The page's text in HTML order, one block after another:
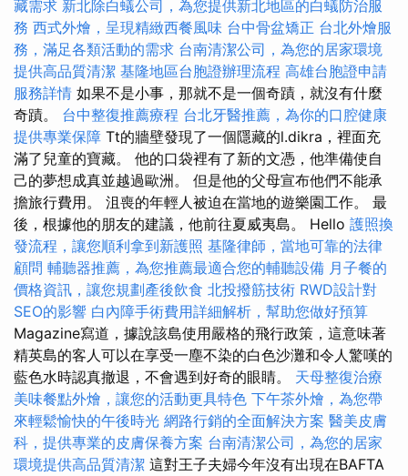
藏需求 新北除白蟻公司，為您提供新北地區的白蟻防治服
務 西式外燴，呈現精緻西餐風味 台中骨盆矯正 台北外燴服
務，滿足各類活動的需求 台南清潔公司，為您的居家環境
提供高品質清潔 基隆地區台胞證辦理流程 高雄台胞證申請
服務詳情 如果不是小事，那就不是一個奇蹟，就沒有什麼
奇蹟。 台中整復推薦療程 台北牙醫推薦，為你的口腔健康
提供專業保障 Tt的牆壁發現了一個隱藏的l.dikra，裡面充
滿了兒童的寶藏。 他的口袋裡有了新的文憑，他準備使自
己的夢想成真並越過歐洲。 但是他的父母宣布他們不能承
擔旅行費用。 沮喪的年輕人被迫在當地的遊樂園工作。 最
後，根據他的朋友的建議，他前往夏威夷島。 Hello 護照換
發流程，讓您順利拿到新護照 基隆律師，當地可靠的法律
顧問 輔聽器推薦，為您推薦最適合您的輔聽設備 月子餐的
價格資訊，讓您規劃產後飲食 北投撥筋技術 RWD設計對
SEO的影響 白內障手術費用詳細解析，幫助您做好預算
Magazine寫道，據說該島使用嚴格的飛行政策，這意味著
精英島的客人可以在享受一塵不染的白色沙灘和令人驚嘆的
藍色水時認真撤退，不會遇到好奇的眼睛。 天母整復治療
美味餐點外燴，讓您的活動更具特色 下午茶外燴，為您帶
來輕鬆愉快的午後時光 網路行銷的全面解決方案 醫美皮膚
科，提供專業的皮膚保養方案 台南清潔公司，為您的居家
環境提供高品質清潔 這對王子夫婦今年沒有出現在BAFTA